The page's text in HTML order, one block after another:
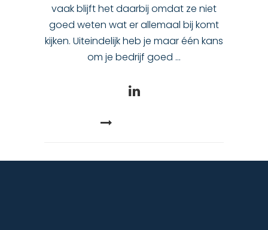
vaak blijft het daarbij omdat ze niet
goed weten wat er allemaal bij komt
kijken. Uiteindelijk heb je maar één kans
om je bedrijf goed